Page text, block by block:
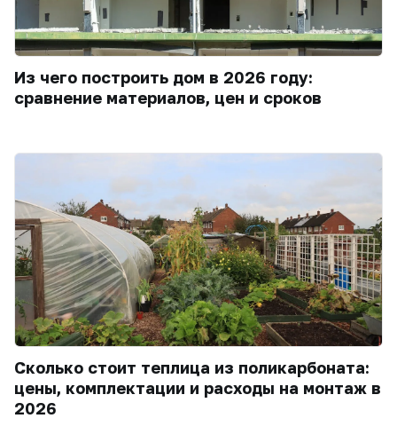
Из чего построить дом в 2026 году:
сравнение материалов, цен и сроков
Сколько стоит теплица из поликарбоната:
цены, комплектации и расходы на монтаж в
2026